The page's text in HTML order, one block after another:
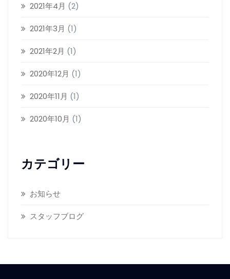
2021年4月 (2)
2021年3月 (1)
2021年2月 (1)
2020年12月 (1)
2020年11月 (1)
2020年10月 (1)
カテゴリー
お知らせ
スタッフブログ